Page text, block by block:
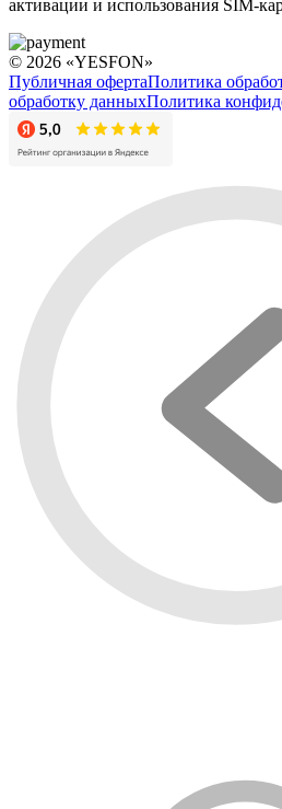
активации и использования SIM-
© 2026 «YESFON»
Публичная офертаПолитика
обработку данныхПолитика